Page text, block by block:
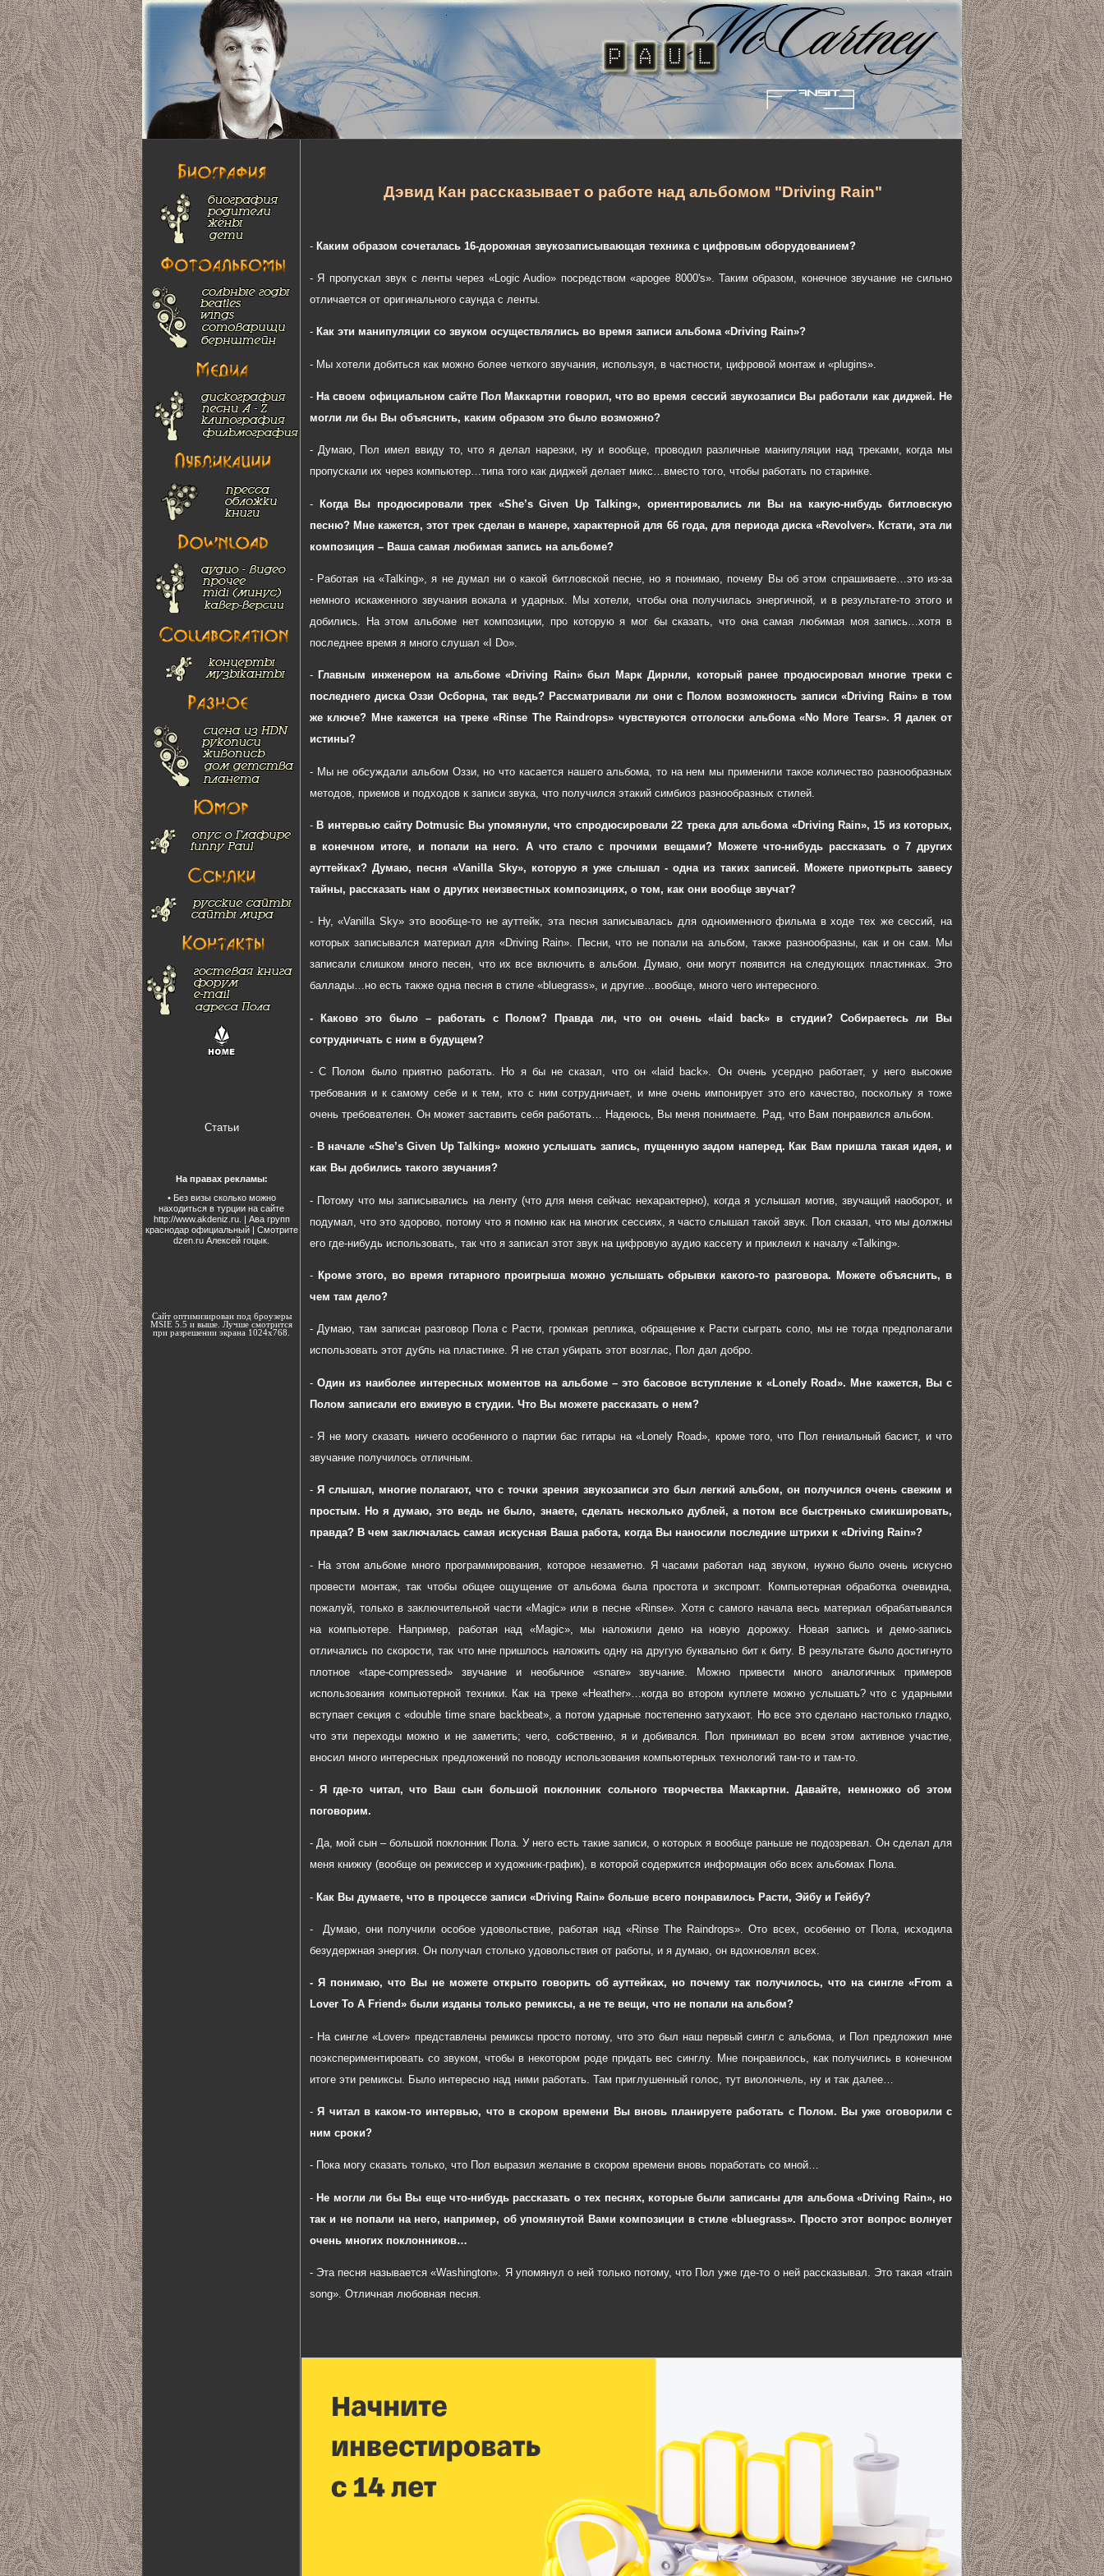
Статьи
На правах рекламы:
• Без визы сколько можно
находиться в турции на сайте
http://www.akdeniz.ru. | Ава групп
краснодар официальный| Смотрите
dzen.ru Алексей гоцык.
Сайт оптимизирован под броузеры
MSIE 5.5 и выше. Лучше смотрится
при разрешении экрана 1024х768.
Дэвид Кан рассказывает о работе над альбомом "Driving Rain"
- Каким образом сочеталась 16-дорожная звукозаписывающая техника с цифровым оборудованием?
- Я пропускал звук с ленты через «Logic Audio» посредством «apogee 8000's». Таким образом, конечное звучание не сильно
отличается от оригинального саунда с ленты.
- Как эти манипуляции со звуком осуществлялись во время записи альбома «Driving Rain»?
- Мы хотели добиться как можно более четкого звучания, используя, в частности, цифровой монтаж и «plugins».
- На своем официальном сайте Пол Маккартни говорил, что во время сессий звукозаписи Вы работали как диджей. Не
могли ли бы Вы объяснить, каким образом это было возможно?
- Думаю, Пол имел ввиду то, что я делал нарезки, ну и вообще, проводил различные манипуляции над треками, когда мы
пропускали их через компьютер…типа того как диджей делает микс…вместо того, чтобы работать по старинке.
- Когда Вы продюсировали трек «She’s Given Up Talking», ориентировались ли Вы на какую-нибудь битловскую
песню? Мне кажется, этот трек сделан в манере, характерной для 66 года, для периода диска «Revolver». Кстати, эта ли
композиция – Ваша самая любимая запись на альбоме?
- Работая на «Talking», я не думал ни о какой битловской песне, но я понимаю, почему Вы об этом спрашиваете…это из-за
немного искаженного звучания вокала и ударных. Мы хотели, чтобы она получилась энергичной, и в результате-то этого и
добились. На этом альбоме нет композиции, про которую я мог бы сказать, что она самая любимая моя запись…хотя в
последнее время я много слушал «I Do».
- Главным инженером на альбоме «Driving Rain» был Марк Дирнли, который ранее продюсировал многие треки с
последнего диска Оззи Осборна, так ведь? Рассматривали ли они с Полом возможность записи «Driving Rain» в том
же ключе? Мне кажется на треке «Rinse The Raindrops» чувствуются отголоски альбома «No More Tears». Я далек от
истины?
- Мы не обсуждали альбом Оззи, но что касается нашего альбома, то на нем мы применили такое количество разнообразных
методов, приемов и подходов к записи звука, что получился этакий симбиоз разнообразных стилей.
- В интервью сайту Dotmusic Вы упомянули, что спродюсировали 22 трека для альбома «Driving Rain», 15 из которых,
в конечном итоге, и попали на него. А что стало с прочими вещами? Можете что-нибудь рассказать о 7 других
ауттейках? Думаю, песня «Vanilla Sky», которую я уже слышал - одна из таких записей. Можете приоткрыть завесу
тайны, рассказать нам о других неизвестных композициях, о том, как они вообще звучат?
- Ну, «Vanilla Sky» это вообще-то не ауттейк, эта песня записывалась для одноименного фильма в ходе тех же сессий, на
которых записывался материал для «Driving Rain». Песни, что не попали на альбом, также разнообразны, как и он сам. Мы
записали слишком много песен, что их все включить в альбом. Думаю, они могут появится на следующих пластинках. Это
баллады…но есть также одна песня в стиле «bluegrass», и другие…вообще, много чего интересного.
- Каково это было – работать с Полом? Правда ли, что он очень «laid back» в студии? Собираетесь ли Вы
сотрудничать с ним в будущем?
- С Полом было приятно работать. Но я бы не сказал, что он «laid back». Он очень усердно работает, у него высокие
требования и к самому себе и к тем, кто с ним сотрудничает, и мне очень импонирует это его качество, поскольку я тоже
очень требователен. Он может заставить себя работать… Надеюсь, Вы меня понимаете. Рад, что Вам понравился альбом.
- В начале «She’s Given Up Talking» можно услышать запись, пущенную задом наперед. Как Вам пришла такая идея, и
как Вы добились такого звучания?
- Потому что мы записывались на ленту (что для меня сейчас нехарактерно), когда я услышал мотив, звучащий наоборот, и
подумал, что это здорово, потому что я помню как на многих сессиях, я часто слышал такой звук. Пол сказал, что мы должны
его где-нибудь использовать, так что я записал этот звук на цифровую аудио кассету и приклеил к началу «Talking».
- Кроме этого, во время гитарного проигрыша можно услышать обрывки какого-то разговора. Можете объяснить, в
чем там дело?
- Думаю, там записан разговор Пола с Расти, громкая реплика, обращение к Расти сыграть соло, мы не тогда предполагали
использовать этот дубль на пластинке. Я не стал убирать этот возглас, Пол дал добро.
-Один из наиболее интересных моментов на альбоме – это басовое вступление к «Lonely Road». Мне кажется, Вы с
Полом записали его вживую в студии. Что Вы можете рассказать о нем?
- Я не могу сказать ничего особенного о партии бас гитары на «Lonely Road», кроме того, что Пол гениальный басист, и что
звучание получилось отличным.
- Я слышал, многие полагают, что с точки зрения звукозаписи это был легкий альбом, он получился очень свежим и
простым. Но я думаю, это ведь не было, знаете, сделать несколько дублей, а потом все быстренько смикшировать,
правда? В чем заключалась самая искусная Ваша работа, когда Вы наносили последние штрихи к «Driving Rain»?
- На этом альбоме много программирования, которое незаметно. Я часами работал над звуком, нужно было очень искусно
провести монтаж, так чтобы общее ощущение от альбома была простота и экспромт. Компьютерная обработка очевидна,
пожалуй, только в заключительной части «Magic» или в песне «Rinse». Хотя с самого начала весь материал обрабатывался
на компьютере. Например, работая над «Magic», мы наложили демо на новую дорожку. Новая запись и демо-запись
отличались по скорости, так что мне пришлось наложить одну на другую буквально бит к биту. В результате было достигнуто
плотное «tape-compressed» звучание и необычное «snare» звучание. Можно привести много аналогичных примеров
использования компьютерной техники. Как на треке «Heather»…когда во втором куплете можно услышать? что с ударными
вступает секция с «double time snare backbeat», а потом ударные постепенно затухают. Но все это сделано настолько гладко,
что эти переходы можно и не заметить; чего, собственно, я и добивался. Пол принимал во всем этом активное участие,
вносил много интересных предложений по поводу использования компьютерных технологий там-то и там-то.
- Я где-то читал, что Ваш сын большой поклонник сольного творчества Маккартни. Давайте, немножко об этом
поговорим.
- Да, мой сын – большой поклонник Пола. У него есть такие записи, о которых я вообще раньше не подозревал. Он сделал для
меня книжку (вообще он режиссер и художник-график), в которой содержится информация обо всех альбомах Пола.
- Как Вы думаете, что в процессе записи «Driving Rain» больше всего понравилось Расти, Эйбу и Гейбу?
- Думаю, они получили особое удовольствие, работая над «Rinse The Raindrops». Ото всех, особенно от Пола, исходила
безудержная энергия. Он получал столько удовольствия от работы, и я думаю, он вдохновлял всех.
- Я понимаю, что Вы не можете открыто говорить об ауттейках, но почему так получилось, что на сингле «From a
Lover To A Friend» были изданы только ремиксы, а не те вещи, что не попали на альбом?
- На сингле «Lover» представлены ремиксы просто потому, что это был наш первый сингл с альбома, и Пол предложил мне
поэкспериментировать со звуком, чтобы в некотором роде придать вес синглу. Мне понравилось, как получились в конечном
итоге эти ремиксы. Было интересно над ними работать. Там приглушенный голос, тут виолончель, ну и так далее…
- Я читал в каком-то интервью, что в скором времени Вы вновь планируете работать с Полом. Вы уже оговорили с
ним сроки?
- Пока могу сказать только, что Пол выразил желание в скором времени вновь поработать со мной…
-Не могли ли бы Вы еще что-нибудь рассказать о тех песнях, которые были записаны для альбома «Driving Rain», но
так и не попали на него, например, об упомянутой Вами композиции в стиле «bluegrass». Просто этот вопрос волнует
очень многих поклонников…
- Эта песня называется «Washington». Я упомянул о ней только потому, что Пол уже где-то о ней рассказывал. Это такая «train
song». Отличная любовная песня.